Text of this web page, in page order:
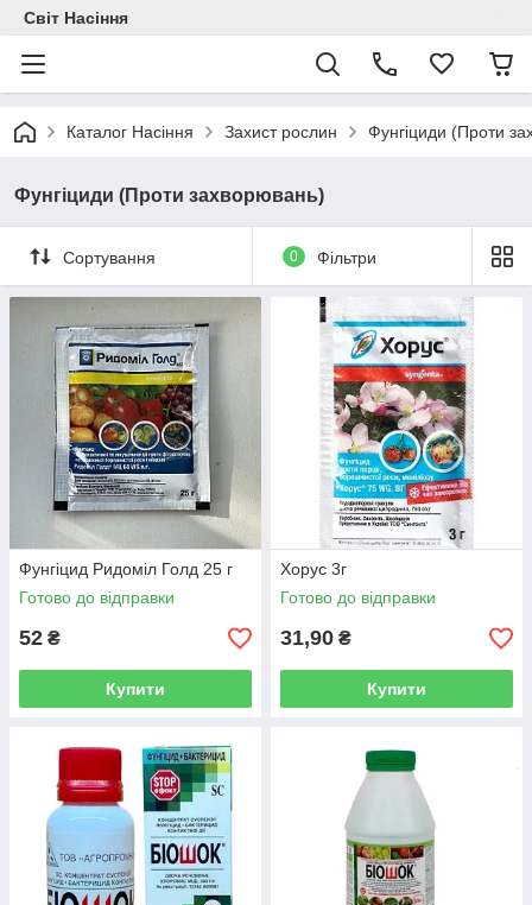
Світ Насіння
Каталог Насіння Захист рослин Фунгіциди (Проти
Фунгіциди (Проти захворювань)
Сортування 0 Фільтри
Фунгіцид Ридоміл Голд 25 г
Готово до відправки
52 ₴
Купити
Хорус 3г
Готово до відправки
31,90 ₴
Купити